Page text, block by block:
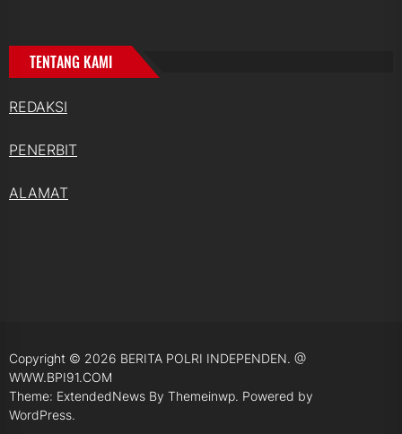
TENTANG KAMI
REDAKSI
PENERBIT
ALAMAT
Copyright © 2026 BERITA POLRI INDEPENDEN. @
WWW.BPI91.COM
Theme: ExtendedNews By Themeinwp. Powered by
WordPress.